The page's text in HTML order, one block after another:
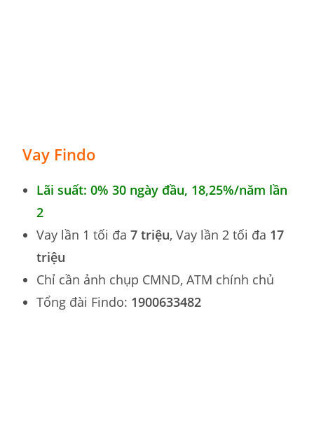
Vay Findo
Lãi suất: 0% 30 ngày đầu, 18,25%/năm lần
2
Vay lần 1 tối đa7 triệu, Vay lần 2 tối đa 17
triệu
Chỉ cần ảnh chụp CMND, ATM chính chủ
Tổng đài Findo: 1900633482